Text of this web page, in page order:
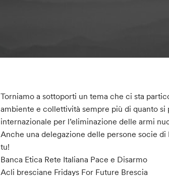
Torniamo a sottoporti un tema che ci sta
ambiente e collettività sempre più di quanto si
internazionale per l’eliminazione delle armi
Anche una delegazione delle persone socie
tu!
Banca Etica Rete Italiana Pace e Disarmo
Acli bresciane Fridays For Future Brescia